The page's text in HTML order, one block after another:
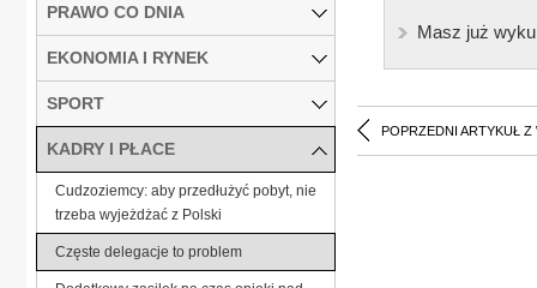
Masz już
POPRZEDNI ARTYKUŁ Z
PRAWO CO DNIA
EKONOMIA I RYNEK
SPORT
KADRY I PŁACE
Cudzoziemcy: aby przedłużyć pobyt, nie
trzeba wyjeżdżać z Polski
Częste delegacje to problem